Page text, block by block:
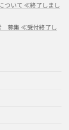
ついて ≪終了しまし
募集 ≪受付終了し